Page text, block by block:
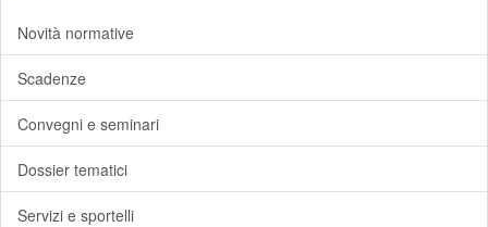
Novità normative
Scadenze
Convegni e seminari
Dossier tematici
Servizi e sportelli